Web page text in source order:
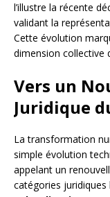
l’illustre la récente
validant la
Cette évolution
dimension collective
Vers un
Juridique
La transformation
simple évolution
appelant un
catégories juridiques